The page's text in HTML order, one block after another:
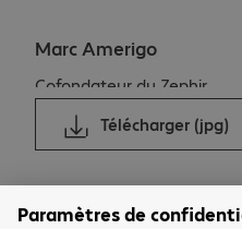
Marc Amerigo
Cofondateur du Zephir
Télécharger (jpg)